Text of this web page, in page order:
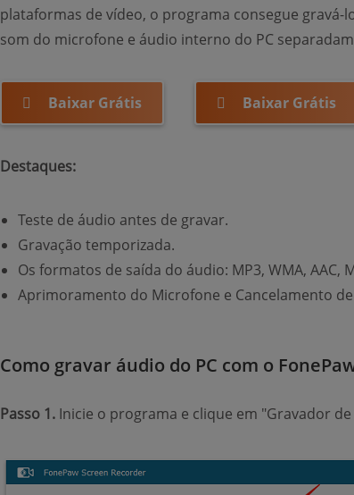
plataformas de vídeo, o programa consegue gravá-
som do microfone e áudio interno do PC
Baixar Grátis Baixar Grátis
Destaques:
Teste de áudio antes de gravar.
Gravação temporizada.
Os formatos de saída do áudio: MP3, WMA, AAC,
Aprimoramento do Microfone e Cancelamento
Como gravar áudio do PC com o
Passo 1. Inicie o programa e clique em "Gravador